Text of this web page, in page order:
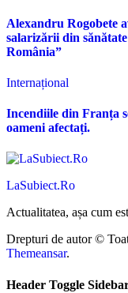
Alexandru Rogobete
salarizării din
România”
Internațional
Incendiile din Franța
oameni afectați.
LaSubiect.Ro
Actualitatea, așa cum
Drepturi de autor ©
Themeansar.
Header Toggle